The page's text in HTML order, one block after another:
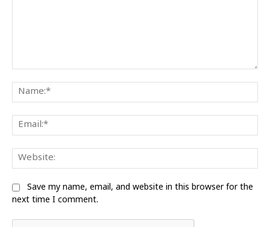
Save my name, email, and website in this browser for the
next time I comment.